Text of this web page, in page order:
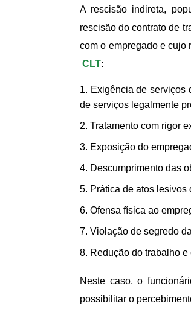
A rescisão indireta,
rescisão do contrato de
com o empregado e cujo
CLT:
Exigência de serviços
de serviços legalmente
Tratamento com rigor
Exposição do
Descumprimento das
Prática de atos lesivos
Ofensa física ao
Violação de segredo
Redução do trabalho
Neste caso, o
possibilitar o